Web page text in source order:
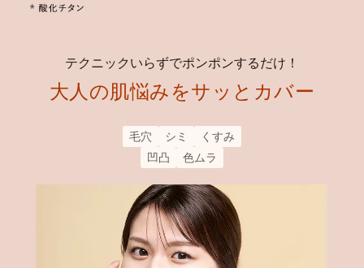
テクニックいらずでポンポンするだけ！
大人の肌悩みをサッとカバー
毛穴 シミ
くすみ
凹凸
色ムラ